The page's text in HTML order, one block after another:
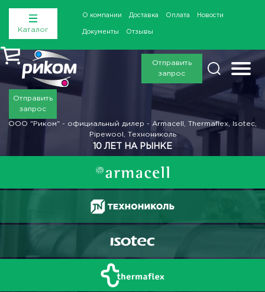
Каталог
О компании Доставка Оплата Новости
Документы Отзывы
Отправить
запрос
Отправить
запрос
ООО "Риком" - официальный дилер - Armacell, Thermaflex, Isotec,
Pipewool, Технониколь
10 ЛЕТ НА РЫНКЕ